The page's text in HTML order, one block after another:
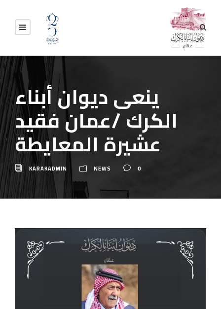
ينعى ديوان أبناء
الكرك /عمان فقيد
عشيرة المعايطة
KARAKADMIN NEWS 0